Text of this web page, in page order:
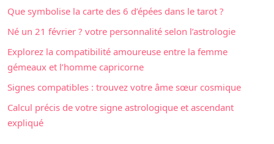
Que symbolise la carte des 6 d’épées dans le tarot ?
Né un 21 février ? votre personnalité selon l’astrologie
Explorez la compatibilité amoureuse entre la femme
gémeaux et l’homme capricorne
Signes compatibles : trouvez votre âme sœur cosmique
Calcul précis de votre signe astrologique et ascendant
expliqué